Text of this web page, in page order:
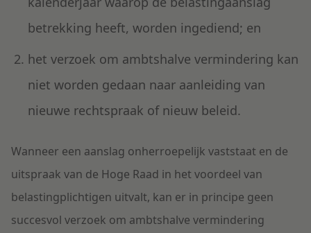
betrekking heeft, worden ingediend; en
het verzoek om ambtshalve vermindering kan
niet worden gedaan naar aanleiding van
nieuwe rechtspraak of nieuw beleid.
Wanneer een aanslag onherroepelijk vaststaat en de
uitspraak van de Hoge Raad in het voordeel van
belastingplichtigen uitvalt, kan er in principe geen
succesvol verzoek om ambtshalve vermindering